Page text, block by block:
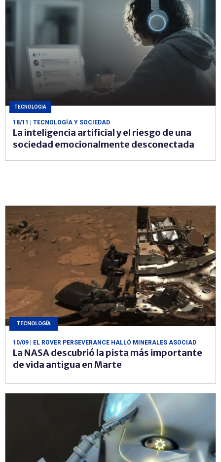
TECNOLOGÍA
18/11 | TECNOLOGÍA Y SOCIEDAD
La inteligencia artificial y el riesgo de una
sociedad emocionalmente desconectada
TECNOLOGÍA
10/09 | EL ROVER PERSEVERANCE HALLÓ MINERALES ASOCIAD
La NASA descubrió la pista más importante
de vida antigua en Marte